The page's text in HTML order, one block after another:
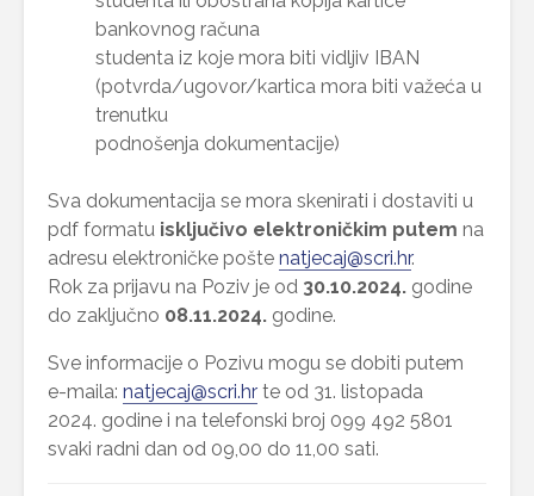
bankovnog računa
studenta iz koje mora biti vidljiv IBAN
(potvrda/ugovor/kartica mora biti važeća u
trenutku
podnošenja dokumentacije)
Sva dokumentacija se mora skenirati i dostaviti u
pdf formatu isključivo elektroničkim putem na
adresu elektroničke pošte natjecaj@scri.hr.
Rok za prijavu na Poziv je od 30.10.2024. godine
do zaključno 08.11.2024. godine.
Sve informacije o Pozivu mogu se dobiti putem
e-maila: natjecaj@scri.hr te od 31. listopada
2024. godine i na telefonski broj 099 492 5801
svaki radni dan od 09,00 do 11,00 sati.